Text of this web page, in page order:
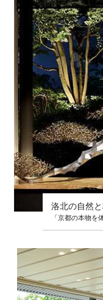
洛北の自然
「京都の本物を